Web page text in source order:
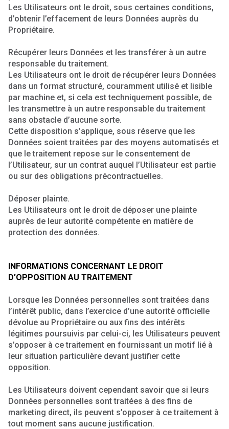
Les Utilisateurs ont le droit, sous certaines conditions,
d’obtenir l’effacement de leurs Données auprès du
Propriétaire.
Récupérer leurs Données et les transférer à un autre
responsable du traitement.
Les Utilisateurs ont le droit de récupérer leurs Données
dans un format structuré, couramment utilisé et lisible
par machine et, si cela est techniquement possible, de
les transmettre à un autre responsable du traitement
sans obstacle d’aucune sorte.
Cette disposition s’applique, sous réserve que les
Données soient traitées par des moyens automatisés et
que le traitement repose sur le consentement de
l’Utilisateur, sur un contrat auquel l’Utilisateur est partie
ou sur des obligations précontractuelles.
Déposer plainte.
Les Utilisateurs ont le droit de déposer une plainte
auprès de leur autorité compétente en matière de
protection des données.
INFORMATIONS CONCERNANT LE DROIT
D’OPPOSITION AU TRAITEMENT
Lorsque les Données personnelles sont traitées dans
l’intérêt public, dans l’exercice d’une autorité officielle
dévolue au Propriétaire ou aux fins des intérêts
légitimes poursuivis par celui-ci, les Utilisateurs peuvent
s’opposer à ce traitement en fournissant un motif lié à
leur situation particulière devant justifier cette
opposition.
Les Utilisateurs doivent cependant savoir que si leurs
Données personnelles sont traitées à des fins de
marketing direct, ils peuvent s’opposer à ce traitement à
tout moment sans aucune justification.